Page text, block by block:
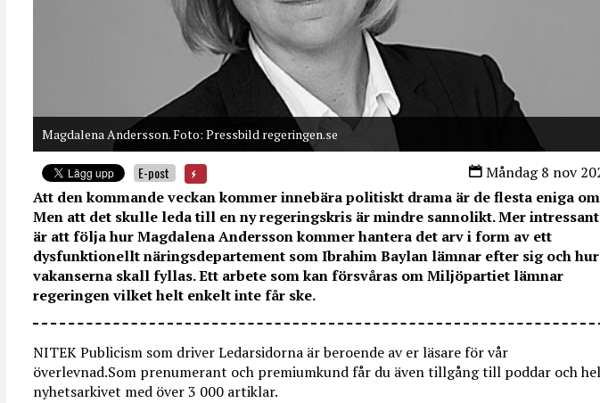
Magdalena Andersson. Foto: Pressbild regeringen.se
Måndag 8 nov
E-post
Att den kommande veckan kommer innebära politiskt drama är de flesta eniga
Men att det skulle leda till en ny regeringskris är mindre sannolikt. Mer intressant
är att följa hur Magdalena Andersson kommer hantera det arv i form av ett
dysfunktionellt näringsdepartement som Ibrahim Baylan lämnar efter sig och hur
vakanserna skall fyllas. Ett arbete som kan försvåras om Miljöpartiet lämnar
regeringen vilket helt enkelt inte får ske.
NITEK Publicism som driver Ledarsidorna är beroende av er läsare för vår
överlevnad.Som prenumerant och premiumkund får du även tillgång till poddar och
nyhetsarkivet med över 3 000 artiklar.